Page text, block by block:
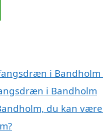
i
i Bandholm
du kan